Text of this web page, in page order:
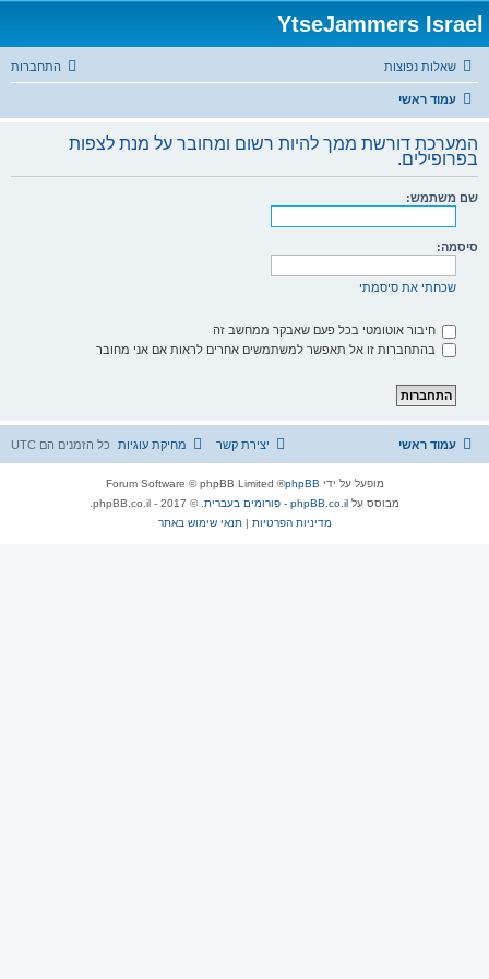
YtseJammers Israel
שאלות נפוצות התחברות
עמוד ראשי
המערכת דורשת ממך להיות רשום ומחובר על מנת לצפות
בפרופילים.
שם משתמש:
סיסמה:
שכחתי את סיסמתי
חיבור אוטומטי בכל פעם שאבקר ממחשב זה
בהתחברות זו אל תאפשר למשתמשים אחרים לראות אם אני מחובר
עמוד ראשי כל הזמנים הם UTC מחיקת עוגיות יצירת קשר
מופעל על ידי phpBB
® Forum Software © phpBB Limited
מבוסס על phpBB.co.il - פורומים בעברית
. © 2017 - phpBB.co.il.
מדיניות הפרטיות |תנאי שימוש באתר